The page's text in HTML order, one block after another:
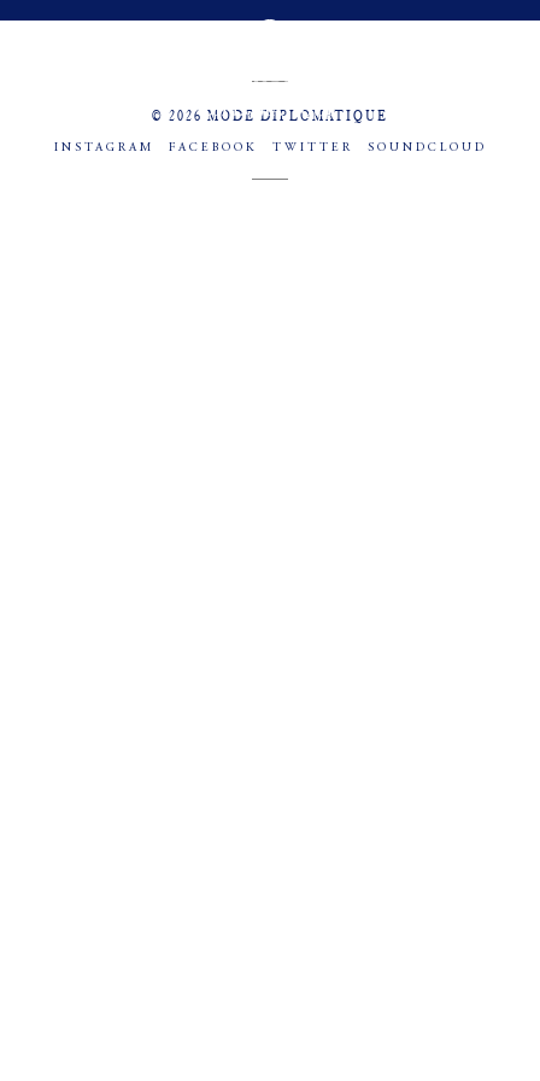
© 2026 MODE DIPLOMATIQUE
INSTAGRAM FACEBOOK TWITTER SOUNDCLOUD